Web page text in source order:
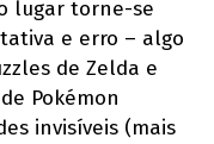
lugar torne-se
e erro – algo
de Zelda e
Pokémon
invisíveis (mais